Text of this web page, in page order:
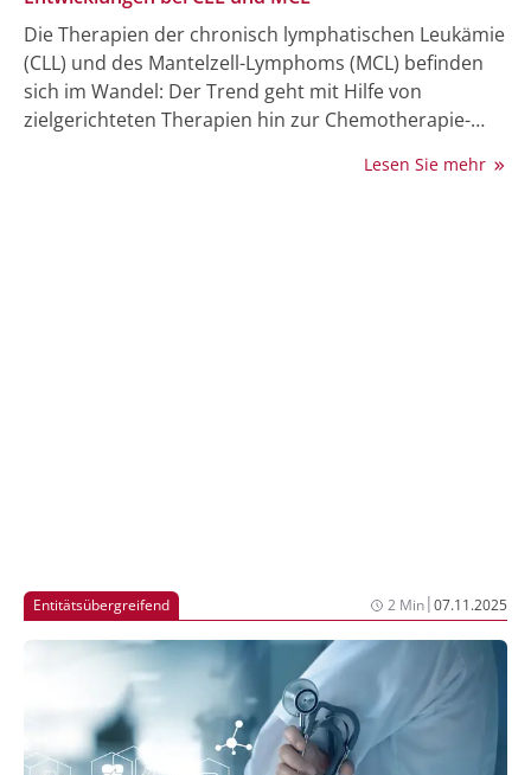
Die Therapien der chronisch lymphatischen Leukämie
(CLL) und des Mantelzell-Lymphoms (MCL) befinden
sich im Wandel: Der Trend geht mit Hilfe von
zielgerichteten Therapien hin zur Chemotherapie-
Tyrosinkinase-Inhibitoren (BTKi) der 2. Generation wie
Lesen Sie mehr
Entitätsübergreifend 2 Min|07.11.2025